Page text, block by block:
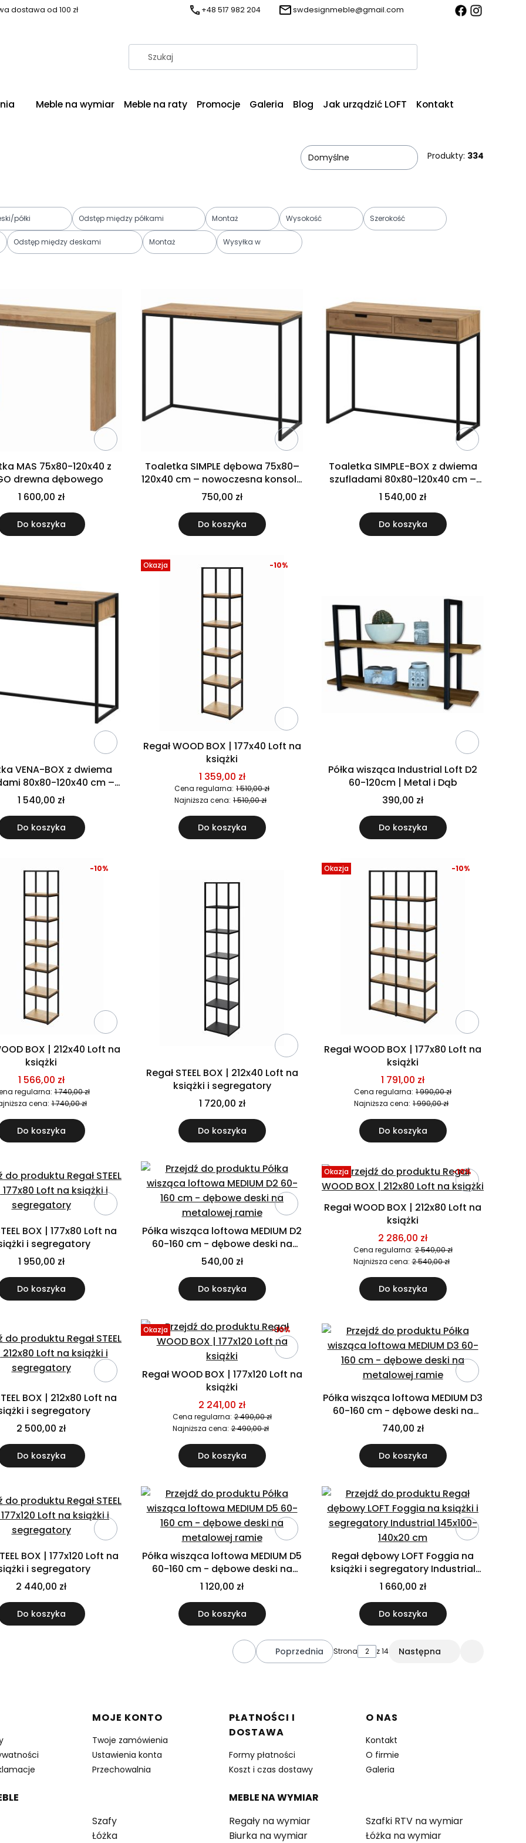
dostawa od 100 zł +48 517 982 204 swdesignmeble@gmail.com
Meble na wymiar Meble na raty Promocje Galeria Blog Jak urządzić LOFT Kontakt
Domyślne Produkty: 334
półki Odstęp między półkami Montaż Wysokość Szerokość
Odstęp między deskami Montaż Wysyłka w
MAS 75x80-120x40 z
drewna dębowego
1 600,00 zł
Do koszyka
Toaletka SIMPLE dębowa 75x80–
120x40 cm – nowoczesna konsola
loft
750,00 zł
Do koszyka
Toaletka SIMPLE-BOX z dwiema
szufladami 80x80-120x40 cm –
nowoczesna konsola loft
1 540,00 zł
Do koszyka
VENA-BOX z dwiema
80x80-120x40 cm –
na metalowej konstrukcji
1 540,00 zł
Do koszyka
Okazja
Regał WOOD BOX | 177x40 Loft na
książki
1 359,00 zł
Cena regularna: 1 510,00 zł
-10%
Najniższa cena: 1 510,00 zł
Do koszyka
Półka wisząca Industrial Loft D2
60-120cm | Metal i Dąb
390,00 zł
Do koszyka
BOX | 212x40 Loft na
książki
1 566,00 zł
regularna: 1 740,00 zł
-10%
cena: 1 740,00 zł
Do koszyka
Regał STEEL BOX | 212x40 Loft na
książki i segregatory
1 720,00 zł
Do koszyka
Okazja
Regał WOOD BOX | 177x80 Loft na
książki
1 791,00 zł
Cena regularna: 1 990,00 zł
-10%
Najniższa cena: 1 990,00 zł
Do koszyka
BOX | 177x80 Loft na
i segregatory
1 950,00 zł
Do koszyka
Półka wisząca loftowa MEDIUM D2
60-160 cm - dębowe deski na
metalowej ramie
540,00 zł
Do koszyka
Okazja
Regał WOOD BOX | 212x80 Loft na
książki
2 286,00 zł
Cena regularna: 2 540,00 zł
-10%
Najniższa cena: 2 540,00 zł
Do koszyka
BOX | 212x80 Loft na
i segregatory
2 500,00 zł
Do koszyka
Okazja
Regał WOOD BOX | 177x120 Loft na
książki
2 241,00 zł
Cena regularna: 2 490,00 zł
-10%
Najniższa cena: 2 490,00 zł
Do koszyka
Półka wisząca loftowa MEDIUM D3
60-160 cm - dębowe deski na
metalowej ramie
740,00 zł
Do koszyka
BOX | 177x120 Loft na
i segregatory
2 440,00 zł
Do koszyka
Półka wisząca loftowa MEDIUM D5
60-160 cm - dębowe deski na
metalowej ramie
1 120,00 zł
Do koszyka
Regał dębowy LOFT Foggia na
książki i segregatory Industrial
145x100-140x20 cm
1 660,00 zł
Do koszyka
Wróć do pierwszej strony z produktami
Poprzednia Strona z 14 Następna
MOJE KONTO
Twoje zamówienia
Ustawienia konta
Przechowalnia
PŁATNOŚCI I
DOSTAWA
Formy płatności
Koszt i czas dostawy
O NAS
Kontakt
O firmie
Galeria
MEBLE NA WYMIAR
Szafy
Łóżka
Regały na wymiar
Biurka na wymiar
Szafki RTV na wymiar
Łóżka na wymiar